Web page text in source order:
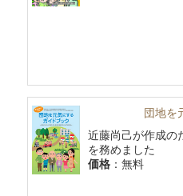
団地を
近藤尚己が作成の
を務めました
価格 ：無料